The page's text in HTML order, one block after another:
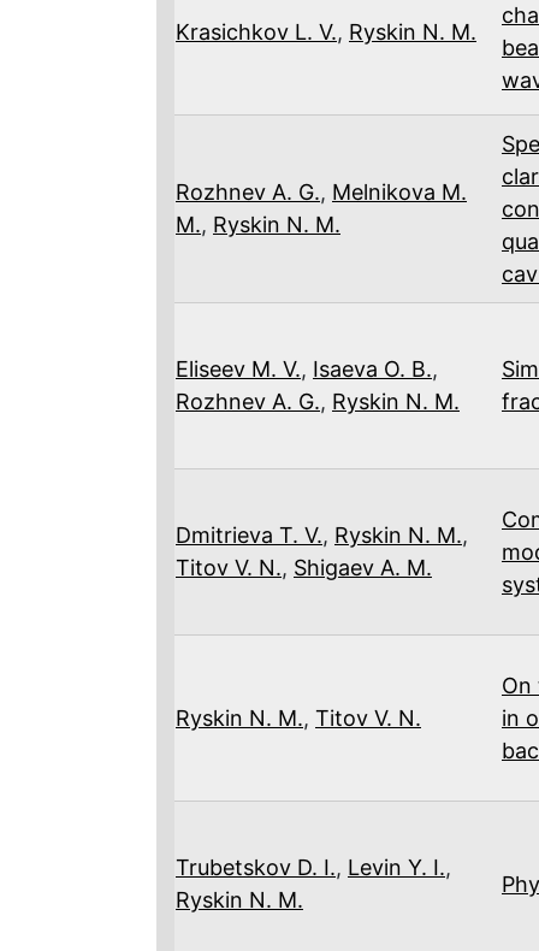
Krasichkov L. V., Ryskin N. M.
Rozhnev A. G., Melnikova M.
M., Ryskin N. M.
Eliseev M. V., Isaeva O. B.,
Rozhnev A. G., Ryskin N. M.
Dmitrieva T. V., Ryskin N. M.,
Titov V. N., Shigaev A. M.
Ryskin N. M., Titov V. N.
On
in
Trubetskov D. I., Levin Y. I.,
Ryskin N. M.